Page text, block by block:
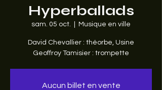
Hyperballads
sam. 05 oct. Musique en ville
David Chevallier : théorbe, Usine
Geoffroy Tamisier : trompette
Aucun billet en vente